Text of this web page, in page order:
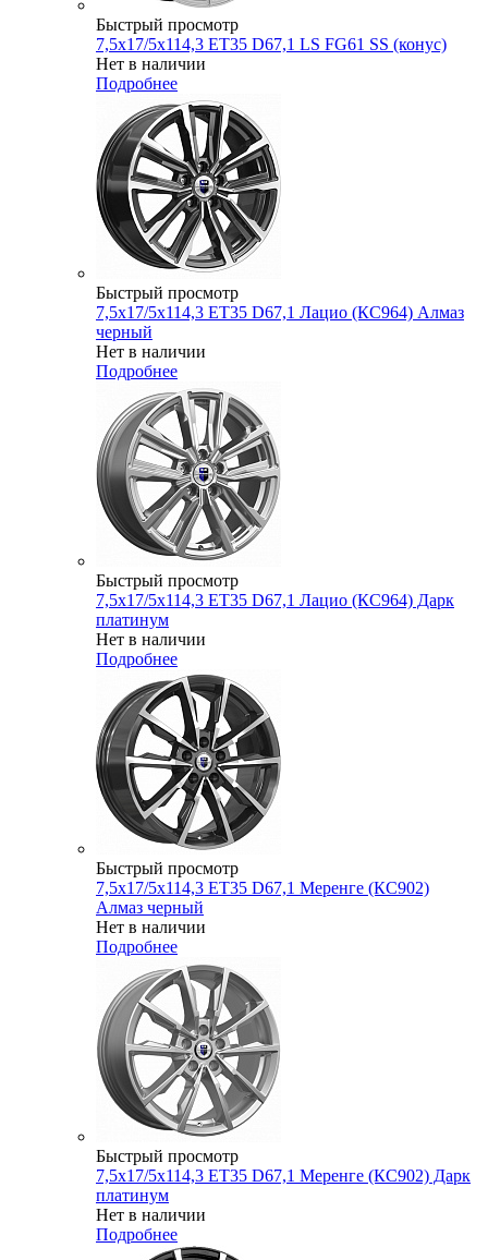
Быстрый просмотр
7,5x17/5x114,3 ET35 D67,1 LS FG61 SS (конус)
Нет в наличии
Подробнее
Быстрый просмотр
7,5x17/5x114,3 ET35 D67,1 Лацио (КС964) Алмаз
черный
Нет в наличии
Подробнее
Быстрый просмотр
7,5x17/5x114,3 ET35 D67,1 Лацио (КС964) Дарк
платинум
Нет в наличии
Подробнее
Быстрый просмотр
7,5x17/5x114,3 ET35 D67,1 Меренге (КС902)
Алмаз черный
Нет в наличии
Подробнее
Быстрый просмотр
7,5x17/5x114,3 ET35 D67,1 Меренге (КС902) Дарк
платинум
Нет в наличии
Подробнее